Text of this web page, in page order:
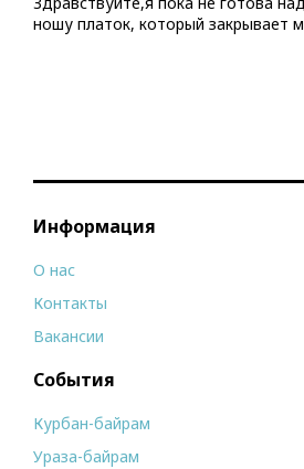
ношу платок, который закрывает
Информация
О нас
Контакты
Вакансии
События
Курбан-байрам
Ураза-байрам